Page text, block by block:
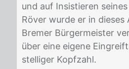
und auf In­sis­tie­ren
Rö­ver wur­de er in die­ses
Bre­mer Bür­ger­meis­ter
über eine ei­ge­ne
stel­li­ger Kopf­zahl.